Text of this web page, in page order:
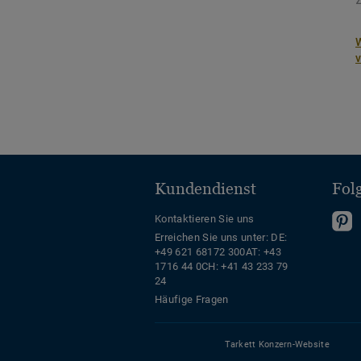
Kundendienst
Kontaktieren Sie uns
Erreichen Sie uns unter: DE:
+49 621 68172 300AT: +43
1716 44 0CH: +41 43 233 79
24
Häufige Fragen
Tarkett Konzern-Website